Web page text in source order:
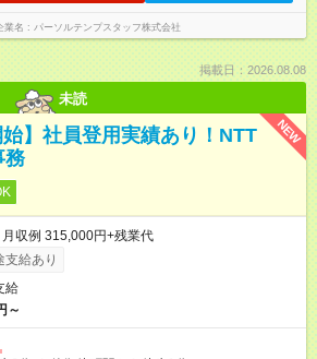
業名 パーソルテンプスタッフ株式会社
掲載日：2026.08.08
未読
NEW
】社員登用実績あり！NTT
務
収例 315,000円+残業代
支給あり
給
～